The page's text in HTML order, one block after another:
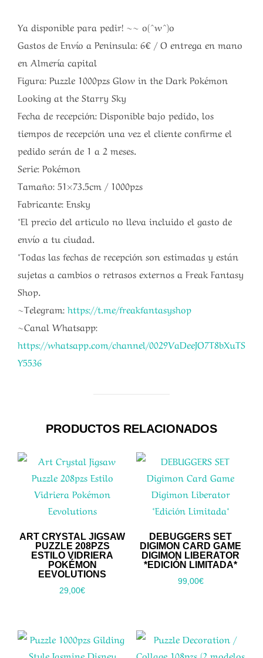
Ya disponible para pedir! ~~ o(^w^)o
Gastos de Envío a Peninsula: 6€ / O entrega en mano
en Almería capital
Figura: Puzzle 1000pzs Glow in the Dark Pokémon
Looking at the Starry Sky
Fecha de recepción: Disponible bajo pedido, los
tiempos de recepción una vez el cliente confirme el
pedido serán de 1 a 2 meses.
Serie: Pokémon
Tamaño: 51×73.5cm / 1000pzs
Fabricante: Ensky
*El precio del articulo no lleva incluido el gasto de
envío a tu ciudad.
*Todas las fechas de recepción son estimadas y están
sujetas a cambios o retrasos externos a Freak Fantasy
Shop.
~Telegram: https://t.me/freakfantasyshop
~Canal Whatsapp:
https://whatsapp.com/channel/0029VaDeeJO7T8bXuTS
Y5536
PRODUCTOS RELACIONADOS
ART CRYSTAL JIGSAW
PUZZLE 208PZS
ESTILO VIDRIERA
POKÉMON
EEVOLUTIONS
29,00€
DEBUGGERS SET
DIGIMON CARD GAME
DIGIMON LIBERATOR
*EDICIÓN LIMITADA*
99,00€